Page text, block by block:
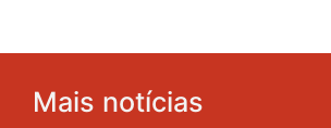
Mais notícias